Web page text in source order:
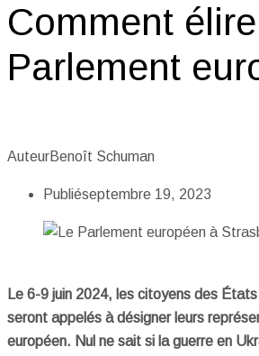
Comment
Parlement
AuteurBenoît Schuman
Publiéseptembre 19, 2023
Le 6-9 juin 2024, les citoyens des États
seront appelés à désigner leurs
européen. Nul ne sait si la guerre en